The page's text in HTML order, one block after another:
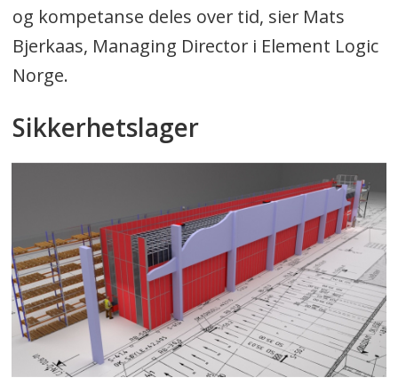
og kompetanse deles over tid, sier Mats
Bjerkaas, Managing Director i Element Logic
Norge.
Sikkerhetslager